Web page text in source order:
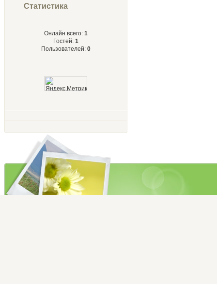
Статистика
Онлайн всего: 1
Гостей: 1
Пользователей: 0